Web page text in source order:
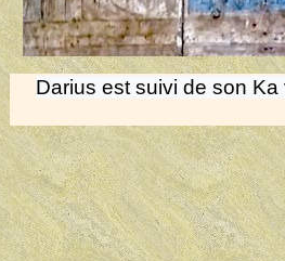
Darius est suivi de son